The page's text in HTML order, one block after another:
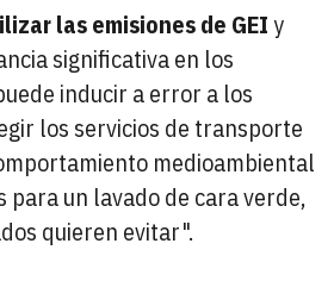
las emisiones de GEIy
significativa en los
inducir a error a los
los servicios de transporte
medioambiental
para un lavado de cara verde,
quieren evitar".